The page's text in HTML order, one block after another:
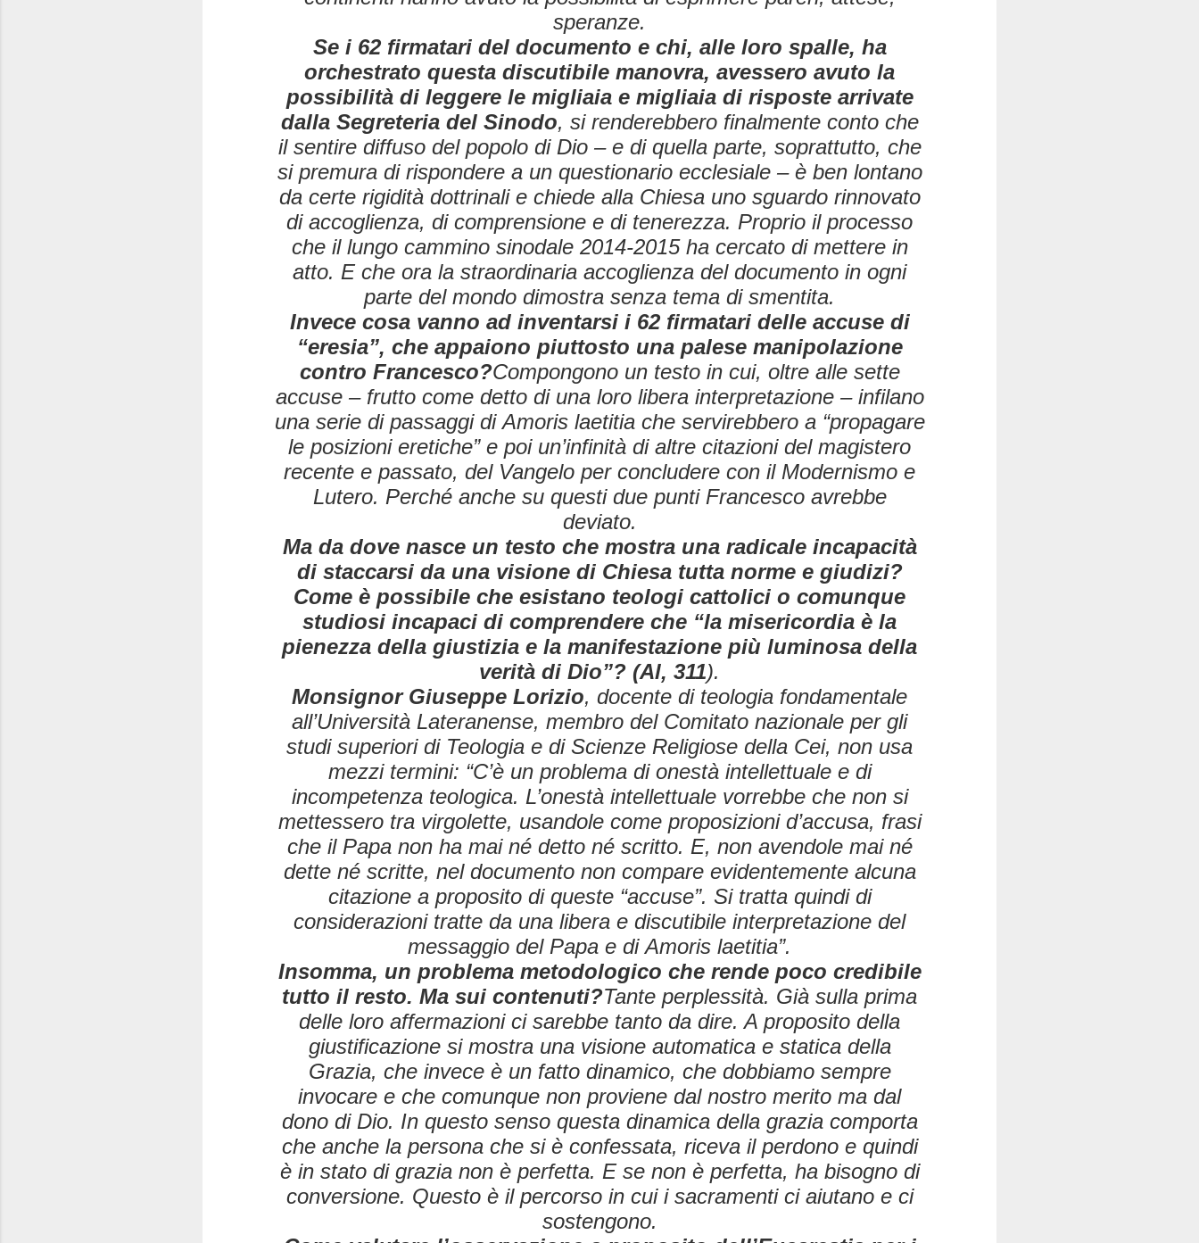
speranze.
Se i 62 firmatari del documento e chi, alle loro spalle, ha
orchestrato questa discutibile manovra, avessero avuto la
possibilità di leggere le migliaia e migliaia di risposte arrivate
dalla Segreteria del Sinodo, si renderebbero finalmente conto che
il sentire diffuso del popolo di Dio – e di quella parte, soprattutto, che
si premura di rispondere a un questionario ecclesiale – è ben lontano
da certe rigidità dottrinali e chiede alla Chiesa uno sguardo rinnovato
di accoglienza, di comprensione e di tenerezza. Proprio il processo
che il lungo cammino sinodale 2014-2015 ha cercato di mettere in
atto. E che ora la straordinaria accoglienza del documento in ogni
parte del mondo dimostra senza tema di smentita.
Invece cosa vanno ad inventarsi i 62 firmatari delle accuse di
“eresia”, che appaiono piuttosto una palese manipolazione
contro Francesco?Compongono un testo in cui, oltre alle sette
accuse – frutto come detto di una loro libera interpretazione – infilano
una serie di passaggi diAmoris laetitiache servirebbero a “propagare
le posizioni eretiche” e poi un’infinità di altre citazioni del magistero
recente e passato, del Vangelo per concludere con il Modernismo e
Lutero. Perché anche su questi due punti Francesco avrebbe
deviato.
Ma da dove nasce un testo che mostra una radicale incapacità
di staccarsi da una visione di Chiesa tutta norme e giudizi?
Come è possibile che esistano teologi cattolici o comunque
studiosi incapaci di comprendere che “la misericordia è la
pienezza della giustizia e la manifestazione più luminosa della
verità di Dio”? (Al, 311).
Monsignor Giuseppe Lorizio, docente di teologia fondamentale
all’Università Lateranense, membro del Comitato nazionale per gli
studi superiori di Teologia e di Scienze Religiose della Cei, non usa
mezzi termini: “C’è un problema di onestà intellettuale e di
incompetenza teologica. L’onestà intellettuale vorrebbe che non si
mettessero tra virgolette, usandole come proposizioni d’accusa, frasi
che il Papa non ha mai né detto né scritto. E, non avendole mai né
dette né scritte, nel documento non compare evidentemente alcuna
citazione a proposito di queste “accuse”. Si tratta quindi di
considerazioni tratte da una libera e discutibile interpretazione del
messaggio del Papa e diAmoris laetitia”.
Insomma, un problema metodologico che rende poco credibile
tutto il resto. Ma sui contenuti?Tante perplessità. Già sulla prima
delle loro affermazioni ci sarebbe tanto da dire. A proposito della
giustificazione si mostra una visione automatica e statica della
Grazia, che invece è un fatto dinamico, che dobbiamo sempre
invocare e che comunque non proviene dal nostro merito ma dal
dono di Dio. In questo senso questa dinamica della grazia comporta
che anche la persona che si è confessata, riceva il perdono e quindi
è in stato di grazia non è perfetta. E se non è perfetta, ha bisogno di
conversione. Questo è il percorso in cui i sacramenti ci aiutano e ci
sostengono.